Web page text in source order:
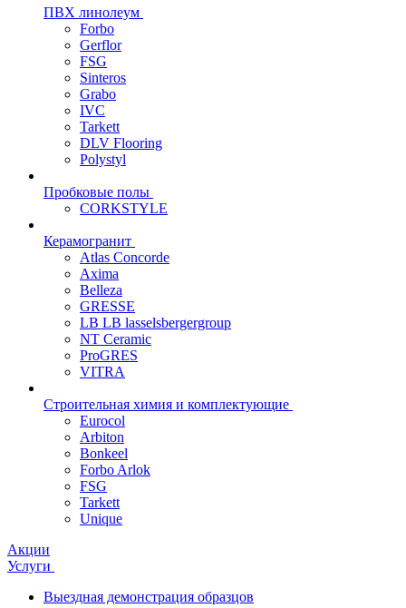
ПВХ линолеум
Forbo
Gerflor
FSG
Sinteros
Grabo
IVC
Tarkett
DLV Flooring
Polystyl
Пробковые полы
CORKSTYLE
Керамогранит
Atlas Concorde
Axima
Belleza
GRESSE
LB LB lasselsbergergroup
NT Ceramic
ProGRES
VITRA
Строительная химия и комплектующие
Eurocol
Arbiton
Bonkeel
Forbo Arlok
FSG
Tarkett
Unique
Акции
Услуги
Выездная демонстрация образцов